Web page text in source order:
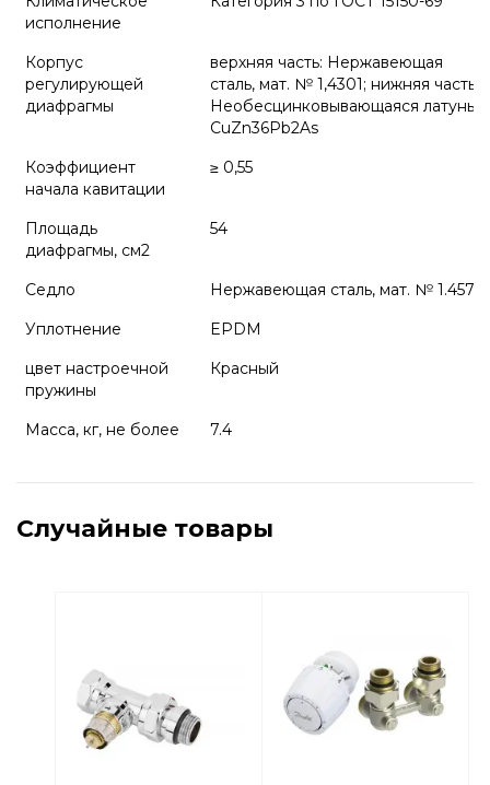
исполнение
Корпус
регулирующей
диафрагмы
верхняя часть: Нержавеющая
сталь, мат. № 1,4301; нижняя часть:
Необесцинковывающаяся латунь
CuZn36Pb2As
Коэффициент
начала кавитации
≥ 0,55
Площадь
диафрагмы, см2
54
Седло
Нержавеющая сталь, мат. № 1.4571
Уплотнение
EPDM
цвет настроечной
пружины
Красный
Масса, кг, не более 7.4
Случайные товары